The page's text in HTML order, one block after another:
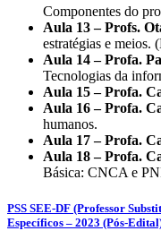
Componentes do
Aula 13 – Profs.
estratégias e meios.
Aula 14 – Profa.
Tecnologias da
Aula 15 – Profa.
Aula 16 – Profa.
humanos.
Aula 17 – Profa.
Aula 18 – Profa.
Básica: CNCA e
PSS SEE-DF (Professor
Específicos – 2023 (Pós-